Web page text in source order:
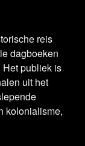
reis
dagboeken
Het publiek is
uit het
kolonialisme,